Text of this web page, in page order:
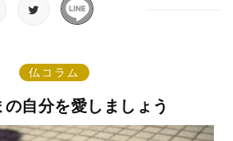
仏コラム
の自分を愛しましょう